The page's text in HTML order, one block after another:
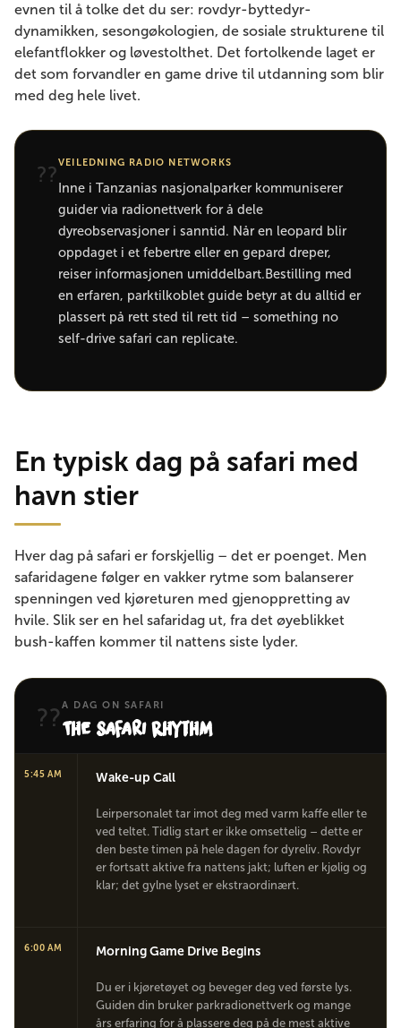
evnen til å tolke det du ser: rovdyr-byttedyr-
dynamikken, sesongøkologien, de sosiale strukturene til
elefantflokker og løvestolthet. Det fortolkende laget er
det som forvandler en game drive til utdanning som blir
med deg hele livet.
??VEILEDNING RADIO NETWORKS
Inne i Tanzanias nasjonalparker kommuniserer
guider via radionettverk for å dele
dyreobservasjoner i sanntid. Når en leopard blir
oppdaget i et febertre eller en gepard dreper,
reiser informasjonen umiddelbart.Bestilling med
en erfaren, parktilkoblet guide betyr at du alltid er
plassert på rett sted til rett tid – something no
self-drive safari can replicate.
En typisk dag på safari med
havn stier
Hver dag på safari er forskjellig – det er poenget. Men
safaridagene følger en vakker rytme som balanserer
spenningen ved kjøreturen med gjenoppretting av
hvile. Slik ser en hel safaridag ut, fra det øyeblikket
bush-kaffen kommer til nattens siste lyder.
?? A DAG ON SAFARI
The Safari Rhythm
5:45 AM Wake-up Call
Leirpersonalet tar imot deg med varm kaffe eller te
ved teltet. Tidlig start er ikke omsettelig – dette er
den beste timen på hele dagen for dyreliv. Rovdyr
er fortsatt aktive fra nattens jakt; luften er kjølig og
klar; det gylne lyset er ekstraordinært.
6:00 AM Morning Game Drive Begins
Du er i kjøretøyet og beveger deg ved første lys.
Guiden din bruker parkradionettverk og mange
års erfaring for å plassere deg på de mest aktive